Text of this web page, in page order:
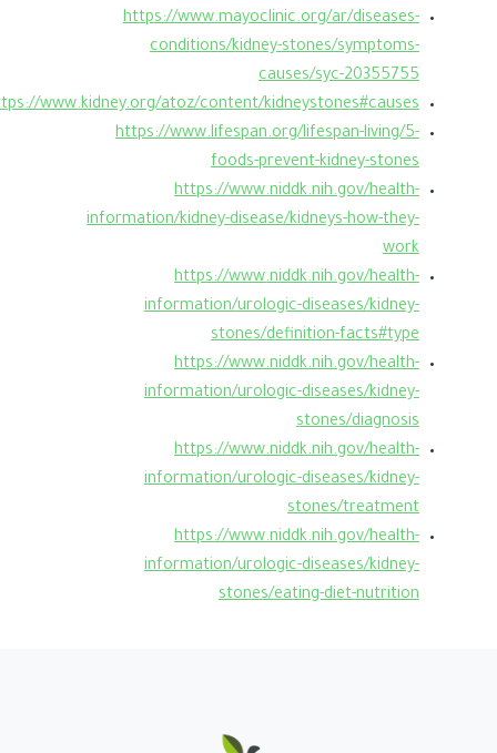
https://www.mayoclinic.org/ar/diseases-
conditions/kidney-stones/symptoms-
causes/syc-20355755
www.kidney.org/atoz/content/kidneystones#causes
https://www.lifespan.org/lifespan-living/5-
foods-prevent-kidney-stones
https://www.niddk.nih.gov/health-
information/kidney-disease/kidneys-how-they-
work
https://www.niddk.nih.gov/health-
information/urologic-diseases/kidney-
stones/definition-facts#type
https://www.niddk.nih.gov/health-
information/urologic-diseases/kidney-
stones/diagnosis
https://www.niddk.nih.gov/health-
information/urologic-diseases/kidney-
stones/treatment
https://www.niddk.nih.gov/health-
information/urologic-diseases/kidney-
stones/eating-diet-nutrition